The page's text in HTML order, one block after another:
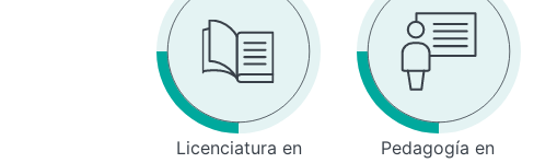
Licenciatura en
Pedagogía en